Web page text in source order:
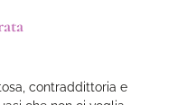
contraddittoria e